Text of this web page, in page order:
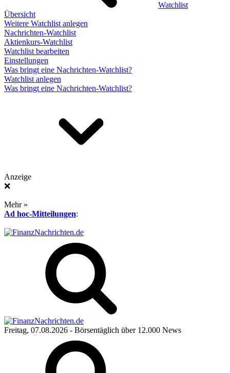
Watchlist
Übersicht
Weitere Watchlist anlegen
Nachrichten-Watchlist
Aktienkurs-Watchlist
Watchlist bearbeiten
Einstellungen
Was bringt eine Nachrichten-Watchlist?
Watchlist anlegen
Was bringt eine Nachrichten-Watchlist?
Anzeige
❌
Mehr »
Ad hoc-Mitteilungen:
Freitag, 07.08.2026 - Börsentäglich über 12.000 News